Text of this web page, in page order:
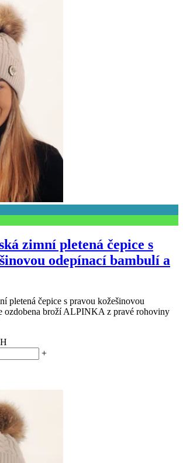
zimní pletená čepice s
odepínací bambulí a
pletená čepice s pravou kožešinovou
ozdobena broží ALPINKA z pravé rohoviny
+